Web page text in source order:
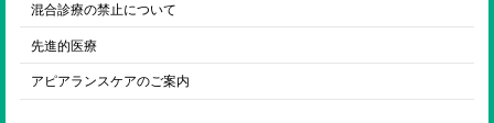
混合診療の禁止について
先進的医療
アピアランスケアのご案内